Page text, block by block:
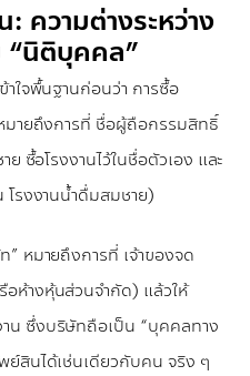
: ความต่างระหว่าง
“นิติบุคคล”
าใจพื้นฐานก่อนว่า การซื้อ
มายถึงการที่ ชื่อผู้ถือกรรมสิทธิ์
ซื้อโรงงานไว้ในชื่อตัวเอง และ
โรงงานน้ำดื่มสมชาย)
หมายถึงการที่ เจ้าของจด
ห้างหุ้นส่วนจำกัด) แล้วให้
น ซึ่งบริษัทถือเป็น “บุคคลทาง
สินได้เช่นเดียวกับคน จริง ๆ